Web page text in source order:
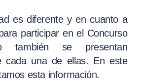
es diferente y en cuanto a
participar en el Concurso
también se presentan
cada una de ellas. En este
esta información.